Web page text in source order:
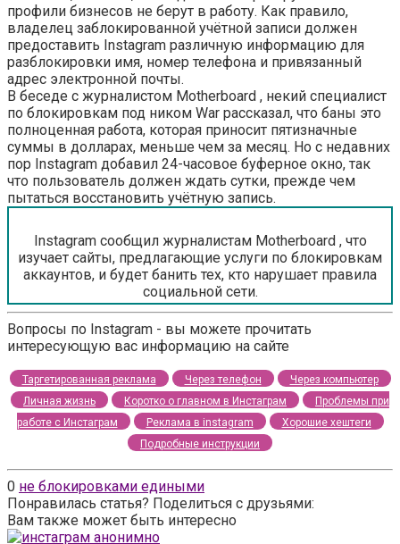
профили бизнесов не берут в работу. Как правило,
владелец заблокированной учётной записи должен
предоставить Instagram различную информацию для
разблокировки имя, номер телефона и привязанный
адрес электронной почты.
В беседе с журналистом Motherboard , некий специалист
по блокировкам под ником War рассказал, что баны это
полноценная работа, которая приносит пятизначные
суммы в долларах, меньше чем за месяц. Но с недавних
пор Instagram добавил 24-часовое буферное окно, так
что пользователь должен ждать сутки, прежде чем
пытаться восстановить учётную запись.
Instagram сообщил журналистам Motherboard , что
изучает сайты, предлагающие услуги по блокировкам
аккаунтов, и будет банить тех, кто нарушает правила
социальной сети.
Вопросы по Instagram - вы можете прочитать
интересующую вас информацию на сайте
Таргетированная реклама Через телефон
Через компьютер
Личная жизнь
Коротко о главном в Инстаграм
Проблемы при
работе с Инстаграм
Реклама в instagram
Хорошие хештеги
Подробные инструкции
0 не блокировками едиными
Понравилась статья? Поделиться с друзьями:
Вам также может быть интересно